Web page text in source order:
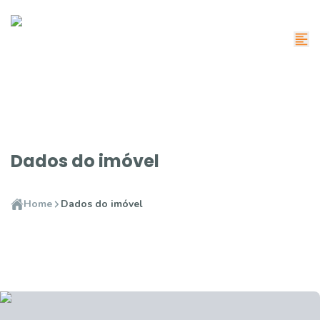
Dados do imóvel
Home Dados do imóvel